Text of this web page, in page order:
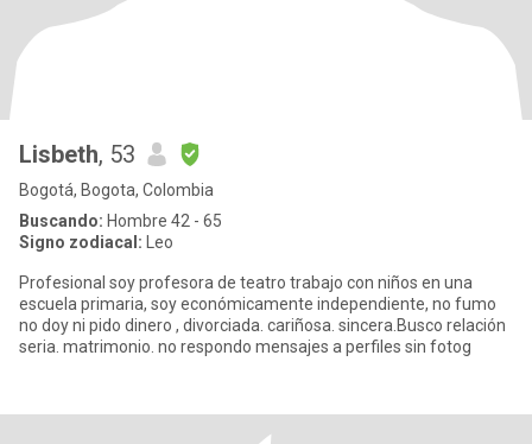
Lisbeth, 53
Bogotá, Bogota, Colombia
Buscando: Hombre 42 - 65
Signo zodiacal: Leo
Profesional soy profesora de teatro trabajo con niños en una
escuela primaria, soy económicamente independiente, no fumo
no doy ni pido dinero , divorciada. cariñosa. sincera.Busco relación
seria. matrimonio. no respondo mensajes a perfiles sin fotog